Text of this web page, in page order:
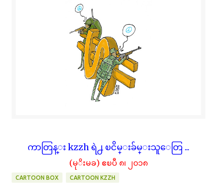
ကာတြန္း kzzh ရဲ႕ ၿငိမ္းခ်မ္းသူေတြ ...
(မုိးမခ) ဧၿပီ ၈၊ ၂၀၁၈
CARTOON BOX CARTOON KZZH